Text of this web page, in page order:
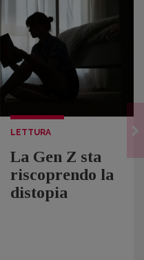
LETTURA
La Gen Z sta
riscoprendo la
distopia